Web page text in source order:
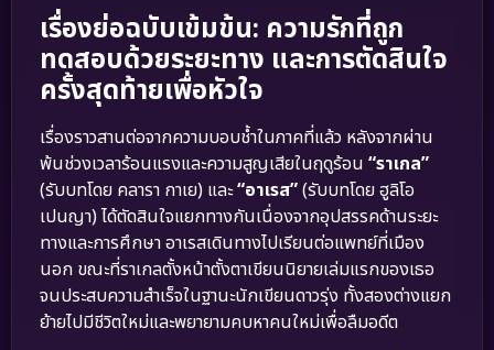
เรื่องย่อฉบับเข้มข้น: ความรักที่ถูก
ทดสอบด้วยระยะทาง และการตัดสินใจ
ครั้งสุดท้ายเพื่อหัวใจ
เรื่องราวสานต่อจากความบอบช้ำในภาคที่แล้ว หลังจากผ่าน
พ้นช่วงเวลาร้อนแรงและความสูญเสียในฤดูร้อน “ราเกล”
(รับบทโดย คลารา กาเย) และ“อาเรส”(รับบทโดย ฮูลิโอ
เปนญา) ได้ตัดสินใจแยกทางกันเนื่องจากอุปสรรคด้านระยะ
ทางและการศึกษา อาเรสเดินทางไปเรียนต่อแพทย์ที่เมือง
นอก ขณะที่ราเกลตั้งหน้าตั้งตาเขียนนิยายเล่มแรกของเธอ
จนประสบความสำเร็จในฐานะนักเขียนดาวรุ่ง ทั้งสองต่างแยก
ย้ายไปมีชีวิตใหม่และพยายามคบหาคนใหม่เพื่อลืมอดีต